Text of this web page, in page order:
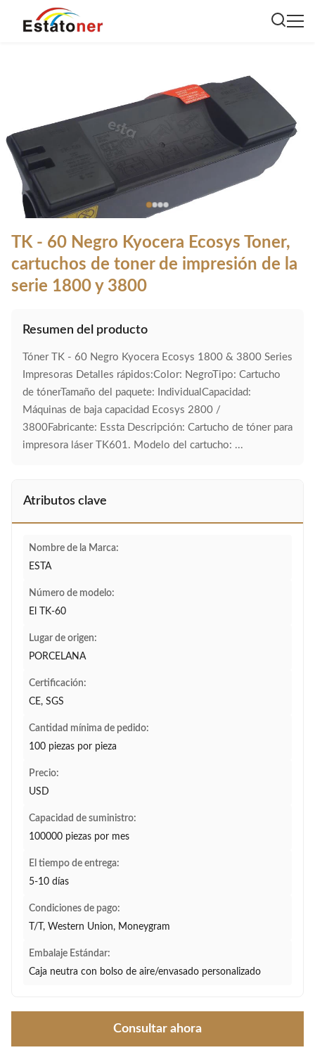
TK - 60 Negro Kyocera Ecosys Toner,
cartuchos de toner de impresión de la
serie 1800 y 3800
Resumen del producto
Tóner TK - 60 Negro Kyocera Ecosys 1800 & 3800 Series
Impresoras Detalles rápidos:Color: NegroTipo: Cartucho
de tónerTamaño del paquete: IndividualCapacidad:
Máquinas de baja capacidad Ecosys 2800 /
3800Fabricante: Essta Descripción: Cartucho de tóner para
impresora láser TK601. Modelo del cartucho: ...
Atributos clave
Nombre de la Marca:
ESTA
Número de modelo:
El TK-60
Lugar de origen:
PORCELANA
Certificación:
CE, SGS
Cantidad mínima de pedido:
100 piezas por pieza
Precio:
USD
Capacidad de suministro:
100000 piezas por mes
El tiempo de entrega:
5-10 días
Condiciones de pago:
T/T, Western Union, Moneygram
Embalaje Estándar:
Caja neutra con bolso de aire/envasado personalizado
Consultar ahora